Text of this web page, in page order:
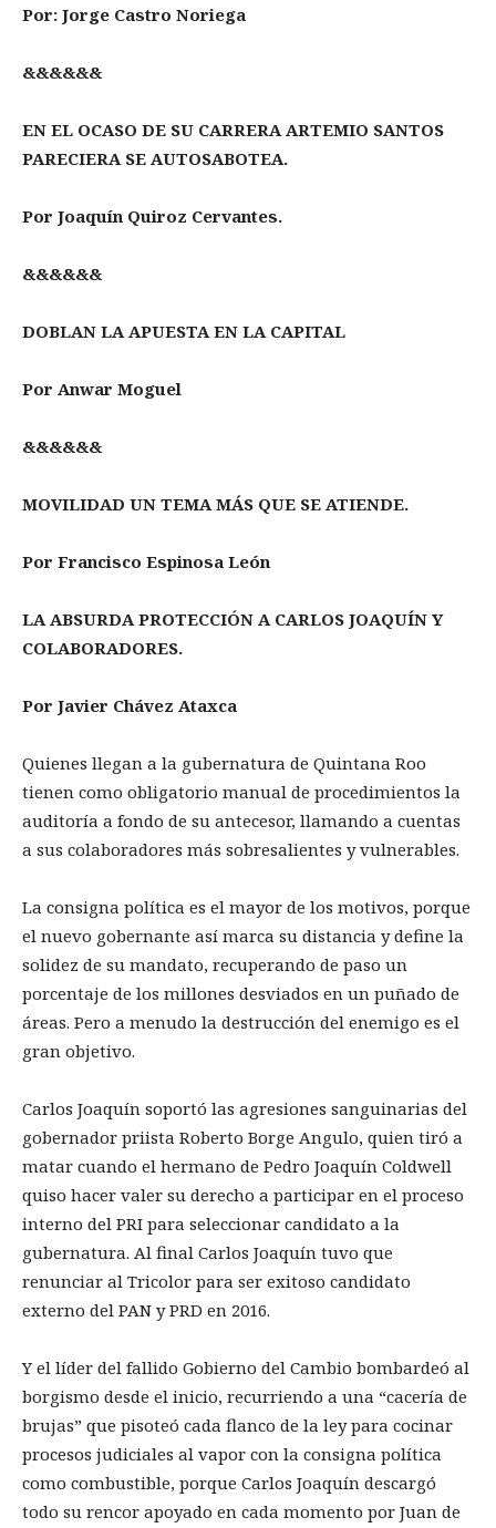
Por: Jorge Castro Noriega
&&&&&&
EN EL OCASO DE SU CARRERA ARTEMIO SANTOS
PARECIERA SE AUTOSABOTEA.
Por Joaquín Quiroz Cervantes.
&&&&&&
DOBLAN LA APUESTA EN LA CAPITAL
Por Anwar Moguel
&&&&&&
MOVILIDAD UN TEMA MÁS QUE SE ATIENDE.
Por Francisco Espinosa León
LA ABSURDA PROTECCIÓN A CARLOS JOAQUÍN Y
COLABORADORES.
Por Javier Chávez Ataxca
Quienes llegan a la gubernatura de Quintana Roo
tienen como obligatorio manual de procedimientos la
auditoría a fondo de su antecesor, llamando a cuentas
a sus colaboradores más sobresalientes y vulnerables.
La consigna política es el mayor de los motivos, porque
el nuevo gobernante así marca su distancia y define la
solidez de su mandato, recuperando de paso un
porcentaje de los millones desviados en un puñado de
áreas. Pero a menudo la destrucción del enemigo es el
gran objetivo.
Carlos Joaquín soportó las agresiones sanguinarias del
gobernador priista Roberto Borge Angulo, quien tiró a
matar cuando el hermano de Pedro Joaquín Coldwell
quiso hacer valer su derecho a participar en el proceso
interno del PRI para seleccionar candidato a la
gubernatura. Al final Carlos Joaquín tuvo que
renunciar al Tricolor para ser exitoso candidato
externo del PAN y PRD en 2016.
Y el líder del fallido Gobierno del Cambio bombardeó al
borgismo desde el inicio, recurriendo a una “cacería de
brujas” que pisoteó cada flanco de la ley para cocinar
procesos judiciales al vapor con la consigna política
como combustible, porque Carlos Joaquín descargó
todo su rencor apoyado en cada momento por Juan de